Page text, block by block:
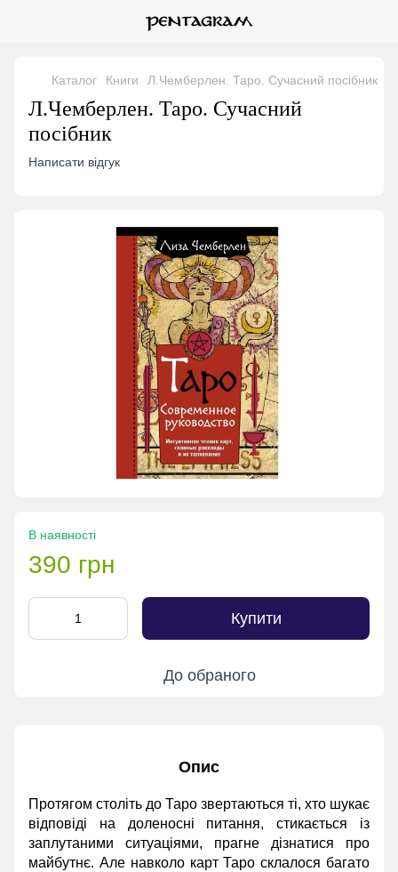
Каталог Книги Л.Чемберлен. Таро. Сучасний посібник
Л.Чемберлен. Таро. Сучасний
посібник
Написати відгук
В наявності
390 грн
Купити
До обраного
Опис
Протягом століть до Таро звертаються ті, хто шукає
відповіді на доленосні питання, стикається із
заплутаними ситуаціями, прагне дізнатися про
майбутнє. Але навколо карт Таро склалося багато